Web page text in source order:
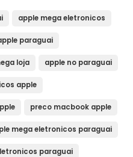
apple mega eletronicos
paraguai
loja apple no paraguai
apple
preco macbook apple
mega eletronicos paraguai
paraguai